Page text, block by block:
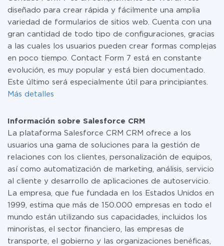
diseñado para crear rápida y fácilmente una amplia
variedad de formularios de sitios web. Cuenta con una
gran cantidad de todo tipo de configuraciones, gracias
a las cuales los usuarios pueden crear formas complejas
en poco tiempo. Contact Form 7 está en constante
evolución, es muy popular y está bien documentado.
Este último será especialmente útil para principiantes.
Más detalles
Información sobre Salesforce CRM
La plataforma Salesforce CRM CRM ofrece a los
usuarios una gama de soluciones para la gestión de
relaciones con los clientes, personalización de equipos,
así como automatización de marketing, análisis, servicio
al cliente y desarrollo de aplicaciones de autoservicio.
La empresa, que fue fundada en los Estados Unidos en
1999, estima que más de 150.000 empresas en todo el
mundo están utilizando sus capacidades, incluidos los
minoristas, el sector financiero, las empresas de
transporte, el gobierno y las organizaciones benéficas,